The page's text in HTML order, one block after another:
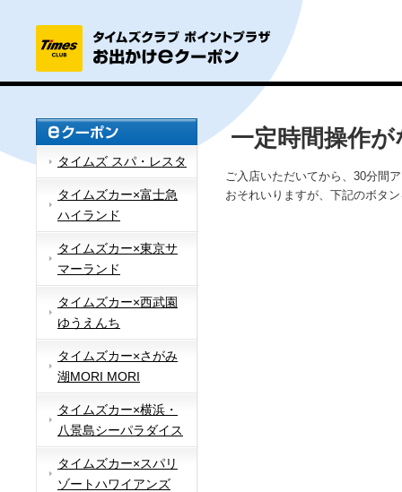
タイムズ スパ・レスタ
タイムズカー×富士急
ハイランド
タイムズカー×東京サ
マーランド
タイムズカー×西武園
ゆうえんち
タイムズカー×さがみ
湖MORI MORI
タイムズカー×横浜・
八景島シーパラダイス
タイムズカー×スパリ
ゾートハワイアンズ
一定時間操作
ご入店いただいてから、30分間
おそれいりますが、下記のボタ